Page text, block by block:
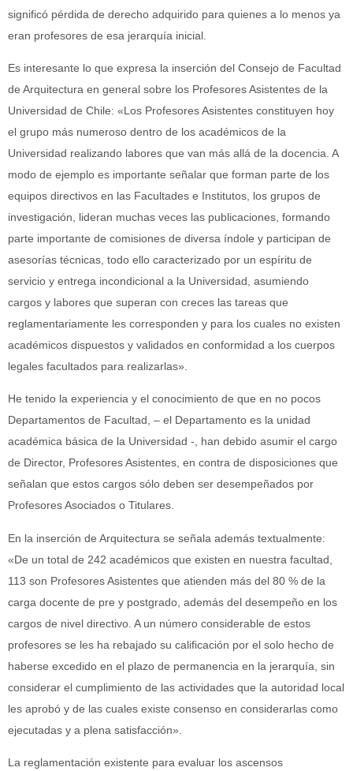
significó pérdida de derecho adquirido para quienes a lo menos ya
eran profesores de esa jerarquía inicial.
Es interesante lo que expresa la inserción del Consejo de Facultad
de Arquitectura en general sobre los Profesores Asistentes de la
Universidad de Chile: «Los Profesores Asistentes constituyen hoy
el grupo más numeroso dentro de los académicos de la
Universidad realizando labores que van más allá de la docencia. A
modo de ejemplo es importante señalar que forman parte de los
equipos directivos en las Facultades e Institutos, los grupos de
investigación, lideran muchas veces las publicaciones, formando
parte importante de comisiones de diversa índole y participan de
asesorías técnicas, todo ello caracterizado por un espíritu de
servicio y entrega incondicional a la Universidad, asumiendo
cargos y labores que superan con creces las tareas que
reglamentariamente les corresponden y para los cuales no existen
académicos dispuestos y validados en conformidad a los cuerpos
legales facultados para realizarlas».
He tenido la experiencia y el conocimiento de que en no pocos
Departamentos de Facultad, – el Departamento es la unidad
académica básica de la Universidad -, han debido asumir el cargo
de Director, Profesores Asistentes, en contra de disposiciones que
señalan que estos cargos sólo deben ser desempeñados por
Profesores Asociados o Titulares.
En la inserción de Arquitectura se señala además textualmente:
«De un total de 242 académicos que existen en nuestra facultad,
113 son Profesores Asistentes que atienden más del 80 % de la
carga docente de pre y postgrado, además del desempeño en los
cargos de nivel directivo. A un número considerable de estos
profesores se les ha rebajado su calificación por el solo hecho de
haberse excedido en el plazo de permanencia en la jerarquía, sin
considerar el cumplimiento de las actividades que la autoridad local
les aprobó y de las cuales existe consenso en considerarlas como
ejecutadas y a plena satisfacción».
La reglamentación existente para evaluar los ascensos